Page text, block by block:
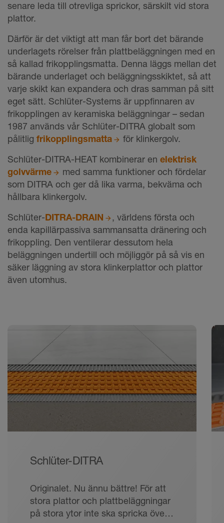
senare leda till otrevliga sprickor, särskilt vid stora
plattor.
Därför är det viktigt att man får bort det bärande
underlagets rörelser från plattbeläggningen med en
så kallad frikopplingsmatta. Denna läggs mellan det
bärande underlaget och beläggningsskiktet, så att
varje skikt kan expandera och dras samman på sitt
eget sätt. Schlüter-Systems är uppfinnaren av
frikopplingen av keramiska beläggningar – sedan
1987 används vår Schlüter-DITRA globalt som
pålitlig frikopplingsmatta
för klinkergolv.
Schlüter-DITRA-HEAT kombinerar en elektrisk
golvvärme
med samma funktioner och fördelar
som DITRA och ger då lika varma, bekväma och
hållbara klinkergolv.
Schlüter-DITRA-DRAIN
, världens första och
enda kapillärpassiva sammansatta dränering och
frikoppling. Den ventilerar dessutom hela
beläggningen undertill och möjliggör på så vis en
säker läggning av stora klinkerplattor och plattor
även utomhus.
Schlüter-DITRA
Originalet. Nu ännu bättre! För att
stora plattor och plattbeläggningar
på stora ytor inte ska spricka över